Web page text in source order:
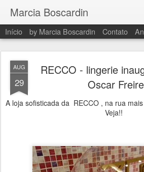
Marcia Boscardin
Início by Marcia Boscardin Contato
AUG
29
RECCO - lingerie
Oscar
A loja sofisticada da RECCO , na rua
Veja!!